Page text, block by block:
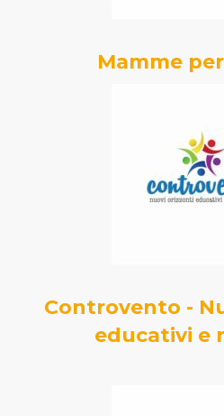
Mamme
Controvento -
educativi e